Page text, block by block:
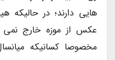
هایی دارند؛ در حالیکه
عکس از موزه خارج نمی
مخصوصا کسانیکه